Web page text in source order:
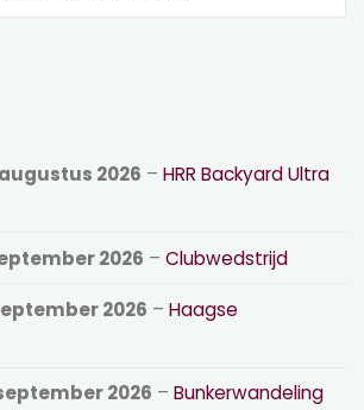
2026 –HRR Backyard Ultra
2026 –Clubwedstrijd
2026 –Haagse
2026 –Bunkerwandeling